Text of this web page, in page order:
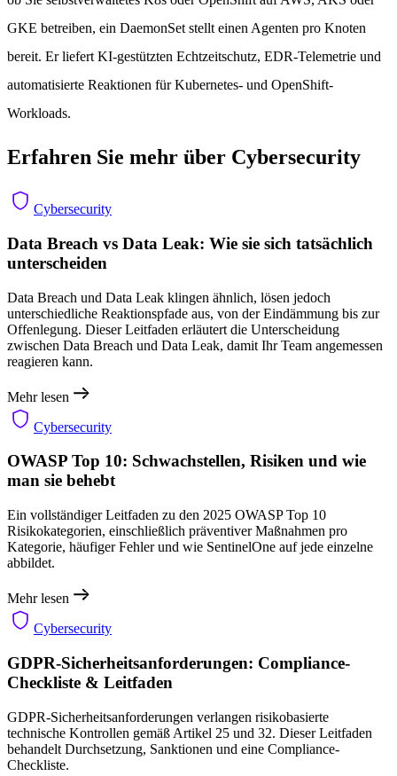
GKE betreiben, ein DaemonSet stellt einen Agenten pro Knoten
bereit. Er liefert KI-gestützten Echtzeitschutz, EDR-Telemetrie und
automatisierte Reaktionen für Kubernetes- und OpenShift-
Workloads.
Erfahren Sie mehr über Cybersecurity
Cybersecurity
Data Breach vs Data Leak: Wie sie sich tatsächlich
unterscheiden
Data Breach und Data Leak klingen ähnlich, lösen jedoch
unterschiedliche Reaktionspfade aus, von der Eindämmung bis zur
Offenlegung. Dieser Leitfaden erläutert die Unterscheidung
zwischen Data Breach und Data Leak, damit Ihr Team angemessen
reagieren kann.
Mehr lesen
Cybersecurity
OWASP Top 10: Schwachstellen, Risiken und wie
man sie behebt
Ein vollständiger Leitfaden zu den 2025 OWASP Top 10
Risikokategorien, einschließlich präventiver Maßnahmen pro
Kategorie, häufiger Fehler und wie SentinelOne auf jede einzelne
abbildet.
Mehr lesen
Cybersecurity
GDPR-Sicherheitsanforderungen: Compliance-
Checkliste & Leitfaden
GDPR-Sicherheitsanforderungen verlangen risikobasierte
technische Kontrollen gemäß Artikel 25 und 32. Dieser Leitfaden
behandelt Durchsetzung, Sanktionen und eine Compliance-
Checkliste.